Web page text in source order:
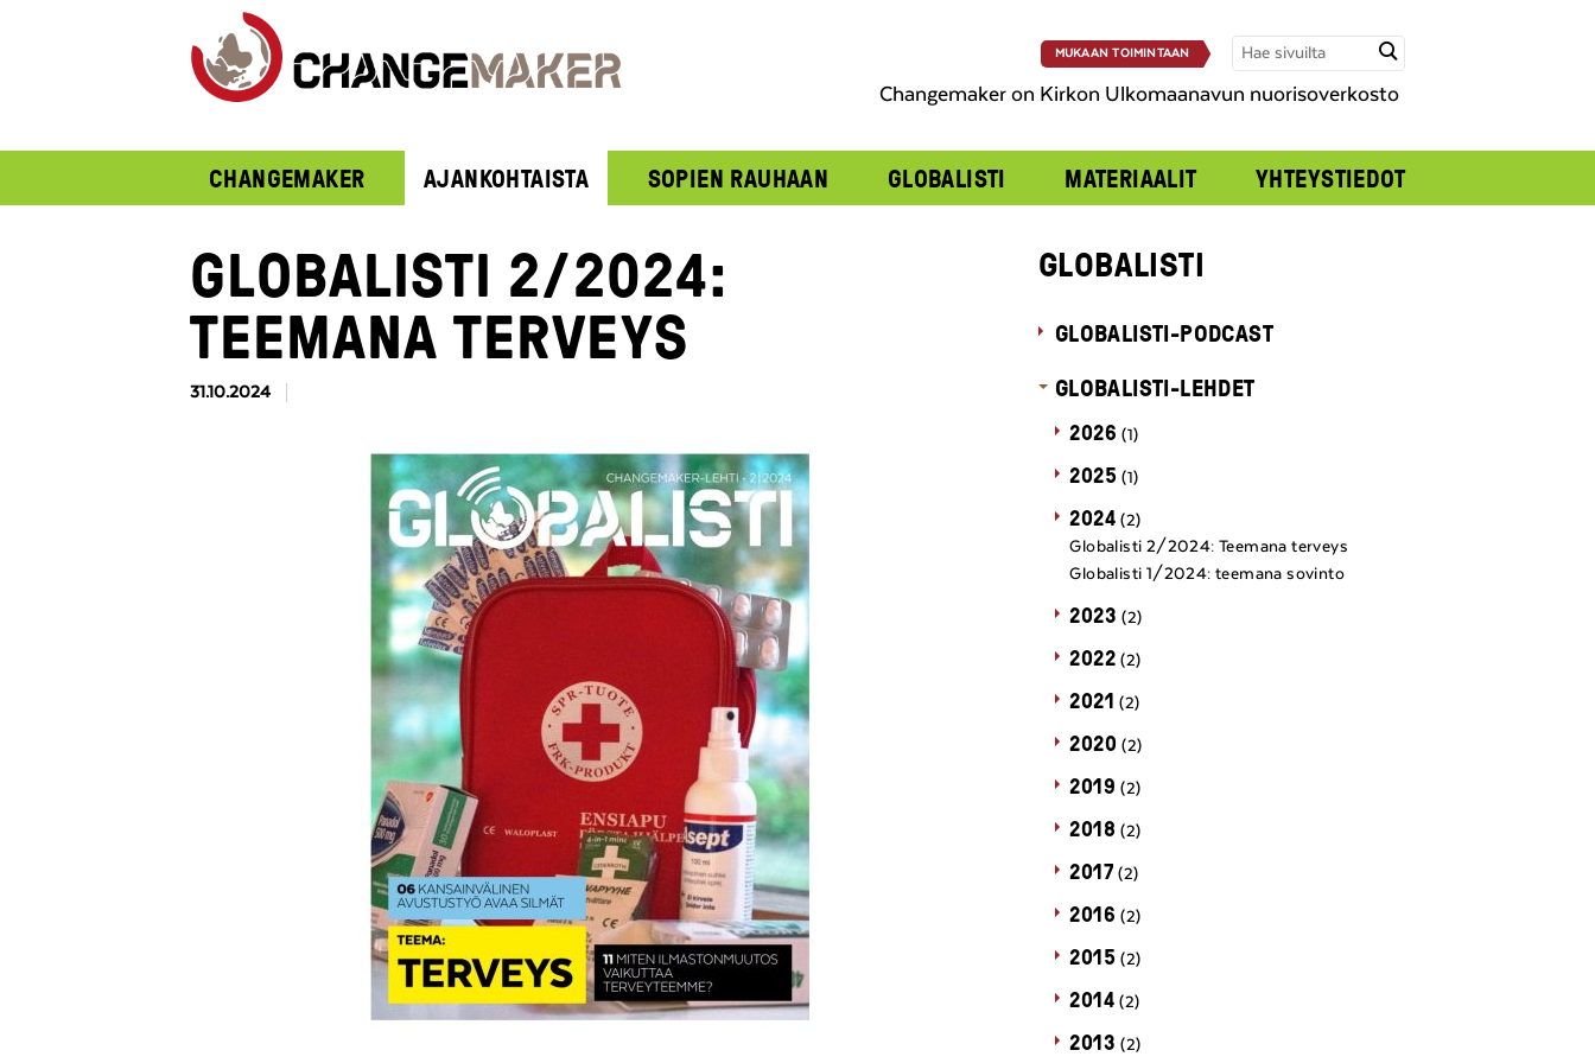
MUKAAN TOIMINTAAN
Changemaker on Kirkon Ulkomaanavun nuorisoverkosto
CHANGEMAKER AJANKOHTAISTA SOPIEN RAUHAAN GLOBALISTI MATERIAALIT YHTEYSTIEDOT
GLOBALISTI 2/2024:
TEEMANA TERVEYS
31.10.2024
GLOBALISTI
GLOBALISTI-PODCAST
GLOBALISTI-LEHDET
2026 (1)
2025 (1)
2024 (2)
Globalisti 2/2024: Teemana terveys
Globalisti 1/2024: teemana sovinto
2023 (2)
2022 (2)
2021 (2)
2020 (2)
2019 (2)
2018 (2)
2017 (2)
2016 (2)
2015 (2)
2014 (2)
2013 (2)